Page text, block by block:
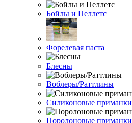
Бойлы и Пеллетс
Форелевая паста
Блесны
Воблеры/Раттлины
Силиконовые приманки
Поролоновые приманки